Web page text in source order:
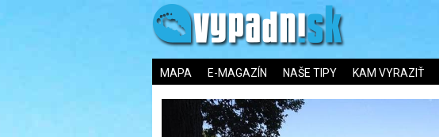
MAPA E-MAGAZÍN NAŠE TIPY KAM VYRAZIŤ